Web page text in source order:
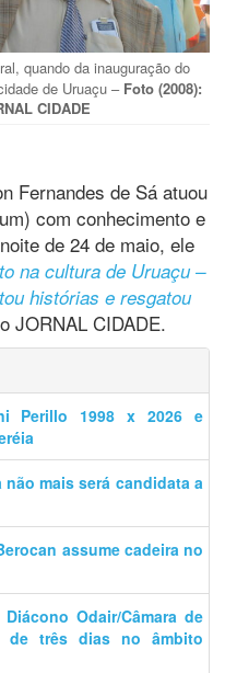
quando da inauguração do
de Uruaçu –Foto (2008):
CIDADE
Fernandes de Sá atuou
com conhecimento e
de 24 de maio, ele
na cultura de Uruaçu –
histórias e resgatou
JORNAL CIDADE.
Perillo 1998 x 2026 e
mais será candidata a
assume cadeira no
Odair/Câmara de
de três dias no âmbito